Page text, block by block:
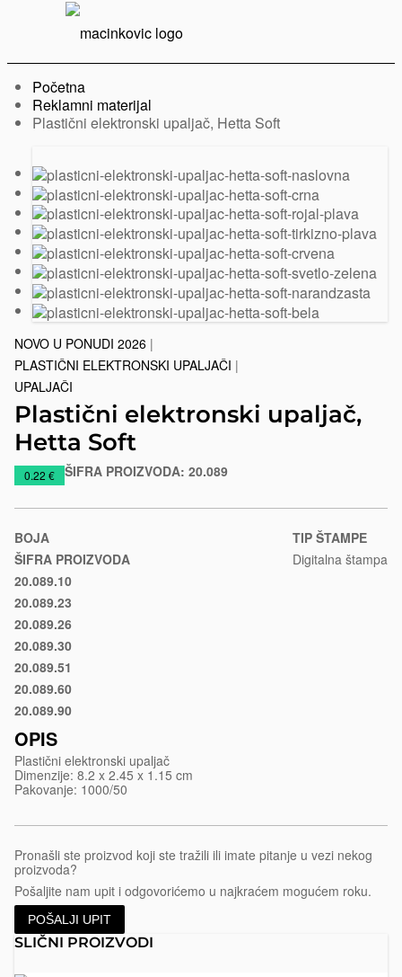
Početna
Reklamni materijal
Trenutno:
Plastični elektronski upaljač, Hetta Soft
Prethodni
slajd
Sledeći
slajd
NOVO U PONUDI 2026 |
PLASTIČNI ELEKTRONSKI UPALJAČI |
UPALJAČI
Plastični elektronski upaljač,
Hetta Soft
https://www.macinkovic.rs/reklamni-
upaljac-
hetta-
soft
0.22 € ŠIFRA PROIZVODA: 20.089
BOJA
ŠIFRA PROIZVODA
Crna
20.089.10
Rojal
plava
20.089.23
Tirkizno
plava
20.089.26
Crvena
20.089.30
Svetlo
zelena
20.089.51
Narandžasta
20.089.60
Bela
20.089.90
TIP ŠTAMPE
Digitalna štampa
OPIS
Plastični elektronski upaljač
Dimenzije: 8.2 x 2.45 x 1.15 cm
Pakovanje: 1000/50
Pronašli ste proizvod koji ste tražili ili imate pitanje u vezi nekog
proizvoda?
Pošaljite nam upit i odgovorićemo u najkraćem mogućem roku.
POŠALJI UPIT
SLIČNI PROIZVODI